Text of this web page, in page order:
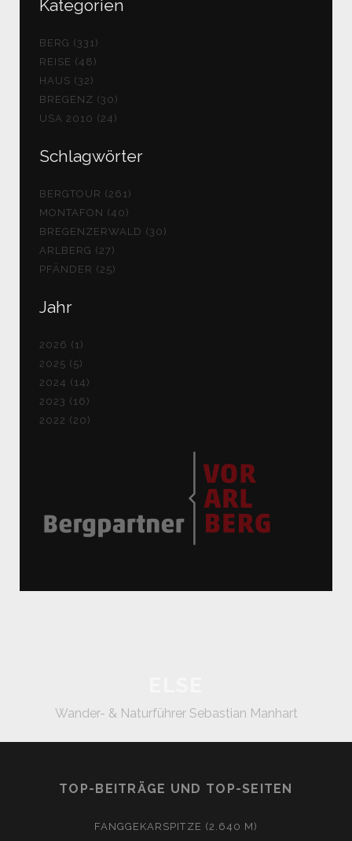
Kategorien
BERG (331)
REISE (48)
HAUS (32)
BREGENZ (30)
USA 2010 (24)
Schlagwörter
BERGTOUR (261)
MONTAFON (40)
BREGENZERWALD (30)
ARLBERG (27)
PFÄNDER (25)
Jahr
2026 (1)
2025 (5)
2024 (14)
2023 (16)
2022 (20)
Wander- & Naturführer Sebastian Manhart
TOP-BEITRÄGE UND TOP-SEITEN
FANGGEKARSPITZE (2.640 M)